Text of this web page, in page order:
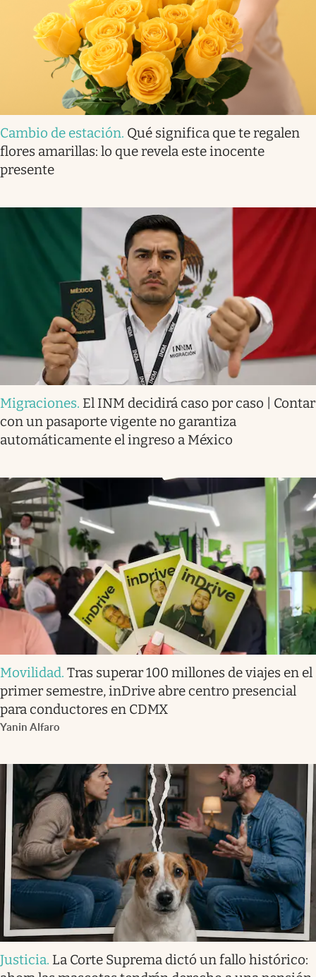
Cambio de estación. Qué significa que te regalen
flores amarillas: lo que revela este inocente
presente
Migraciones. El INM decidirá caso por caso | Contar
con un pasaporte vigente no garantiza
automáticamente el ingreso a México
Movilidad. Tras superar 100 millones de viajes en el
primer semestre, inDrive abre centro presencial
para conductores en CDMX
Yanin Alfaro
Justicia. La Corte Suprema dictó un fallo histórico: